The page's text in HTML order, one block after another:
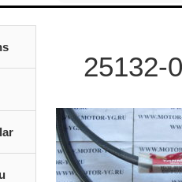
25132-